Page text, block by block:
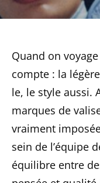
Quand on
compte : la
le, le style aussi.
marques de
vraiment
sein de l’équipe
équilibre entre